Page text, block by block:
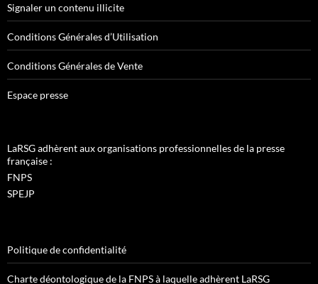
Signaler un contenu illicite
Conditions Générales d’Utilisation
Conditions Générales de Vente
Espace presse
LaRSG adhèrent aux organisations professionnelles de la presse
française :
FNPS
SPEJP
Politique de confidentialité
Charte déontologique de la FNPS à laquelle adhèrent LaRSG